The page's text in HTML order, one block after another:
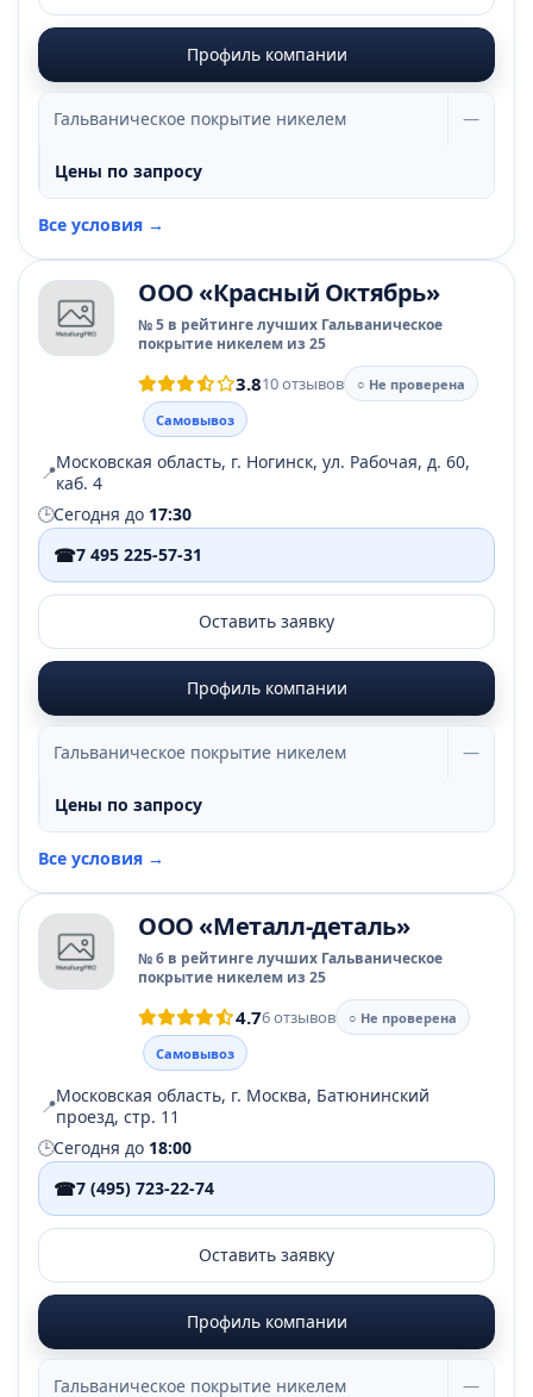
Профиль компании
Гальваническое покрытие никелем —
Цены по запросу
Все условия →
ООО «Красный Октябрь»
№ 5 в рейтинге лучших Гальваническое
покрытие никелем из 25
3.810 отзывов
○ Не проверена
Самовывоз
📍Московская область, г. Ногинск, ул. Рабочая, д. 60,
каб. 4
🕒Сегодня до 17:30
☎7 495 225-57-31
Оставить заявку
Профиль компании
Гальваническое покрытие никелем —
Цены по запросу
Все условия →
ООО «Металл-деталь»
№ 6 в рейтинге лучших Гальваническое
покрытие никелем из 25
4.76 отзывов
○ Не проверена
Самовывоз
📍Московская область, г. Москва, Батюнинский
проезд, стр. 11
🕒Сегодня до 18:00
☎7 (495) 723-22-74
Оставить заявку
Профиль компании
Гальваническое покрытие никелем —